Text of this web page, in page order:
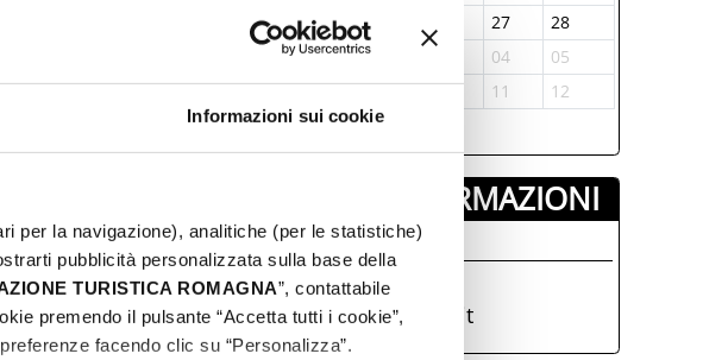
Informazioni sui cookie
per la navigazione), analitiche (per le statistiche)
pubblicità personalizzata sulla base della
TURISTICA ROMAGNA”, contattabile
premendo il pulsante “Accetta tutti i cookie”,
facendo clic su “Personalizza”.
“Mare
ora.
23 24 25 27
28
01 02 04
05
06
07 08 09 10 11 12
INFORMAZIONI ­
IAT Riccione
0541426050
iat@comune.riccione.rn.it